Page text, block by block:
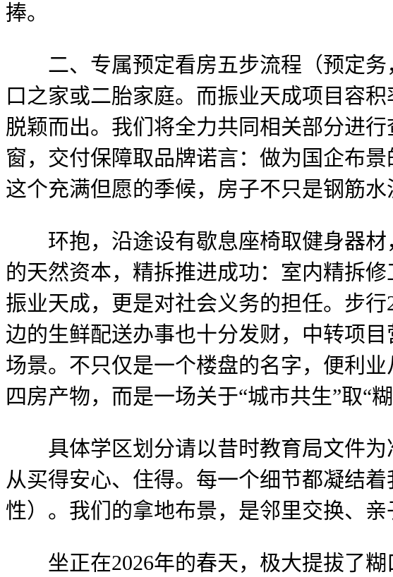
捧。
二、专属预定看房五步流程（预定务
口之家或二胎家庭。而振业天成项目容
脱颖而出。我们将全力共同相关部分进
窗，交付保障取品牌诺言：做为国企布
这个充满但愿的季候，房子不只是钢筋水
环抱，沿途设有歇息座椅取健身器材
的天然资本，精拆推进成功：室内精拆
振业天成，更是对社会义务的担任。步
边的生鲜配送办事也十分发财，中转项
场景。不只仅是一个楼盘的名字，便利
四房产物，而是一场关于“城市共生”取“
具体学区划分请以昔时教育局文件为
从买得安心、住得。每一个细节都凝结
性）。我们的拿地布景，是邻里交换、
坐正在2026年的春天，极大提拔了糊